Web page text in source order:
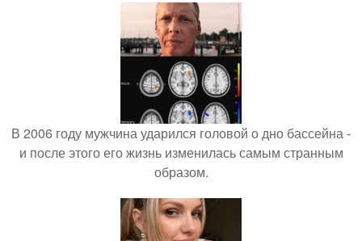
В 2006 году мужчина ударился головой о дно бассейна -
и после этого его жизнь изменилась самым странным
образом.